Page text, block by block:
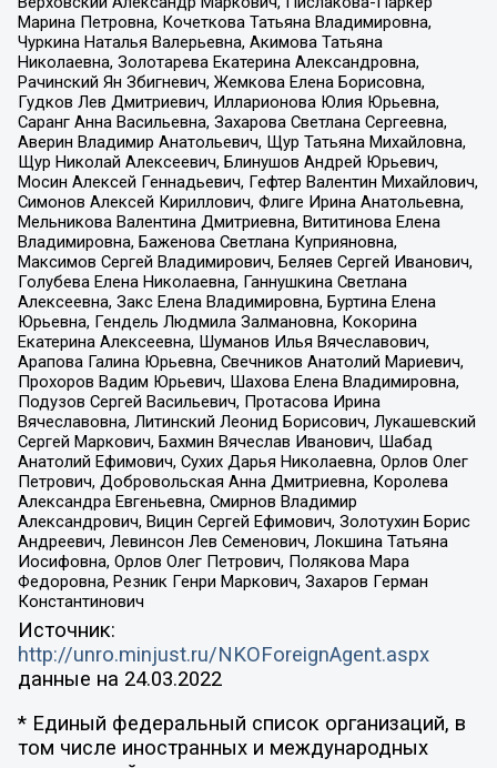
Марина Петровна, Кочеткова Татьяна Владимировна,
Чуркина Наталья Валерьевна, Акимова Татьяна
Николаевна, Золотарева Екатерина Александровна,
Рачинский Ян Збигневич, Жемкова Елена Борисовна,
Гудков Лев Дмитриевич, Илларионова Юлия Юрьевна,
Саранг Анна Васильевна, Захарова Светлана Сергеевна,
Аверин Владимир Анатольевич, Щур Татьяна Михайловна,
Щур Николай Алексеевич, Блинушов Андрей Юрьевич,
Мосин Алексей Геннадьевич, Гефтер Валентин Михайлович,
Симонов Алексей Кириллович, Флиге Ирина Анатольевна,
Мельникова Валентина Дмитриевна, Вититинова Елена
Владимировна, Баженова Светлана Куприяновна,
Максимов Сергей Владимирович, Беляев Сергей Иванович,
Голубева Елена Николаевна, Ганнушкина Светлана
Алексеевна, Закс Елена Владимировна, Буртина Елена
Юрьевна, Гендель Людмила Залмановна, Кокорина
Екатерина Алексеевна, Шуманов Илья Вячеславович,
Арапова Галина Юрьевна, Свечников Анатолий Мариевич,
Прохоров Вадим Юрьевич, Шахова Елена Владимировна,
Подузов Сергей Васильевич, Протасова Ирина
Вячеславовна, Литинский Леонид Борисович, Лукашевский
Сергей Маркович, Бахмин Вячеслав Иванович, Шабад
Анатолий Ефимович, Сухих Дарья Николаевна, Орлов Олег
Петрович, Добровольская Анна Дмитриевна, Королева
Александра Евгеньевна, Смирнов Владимир
Александрович, Вицин Сергей Ефимович, Золотухин Борис
Андреевич, Левинсон Лев Семенович, Локшина Татьяна
Иосифовна, Орлов Олег Петрович, Полякова Мара
Федоровна, Резник Генри Маркович, Захаров Герман
Константинович
Источник:
http://unro.minjust.ru/NKOForeignAgent.aspx
данные на 24.03.2022
* Единый федеральный список организаций, в
том числе иностранных и международных